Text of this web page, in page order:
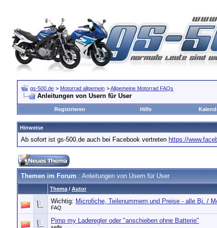
gs-500.de > Motorrad allgemein >Allgemeine Motorrad FAQs
Anleitungen von Usern für User
Registrieren Hilfe
Hinweise
Ab sofort ist gs-500.de auch bei Facebook vertreten https://
Themen im Forum : Anleitungen von Usern für User
Thema / Autor
Wichtig: Microfiche, Teilenummern und Preise - alle Bj. /
FAQ
Pimp my Laderegler oder "anschieben ohne Batterie"